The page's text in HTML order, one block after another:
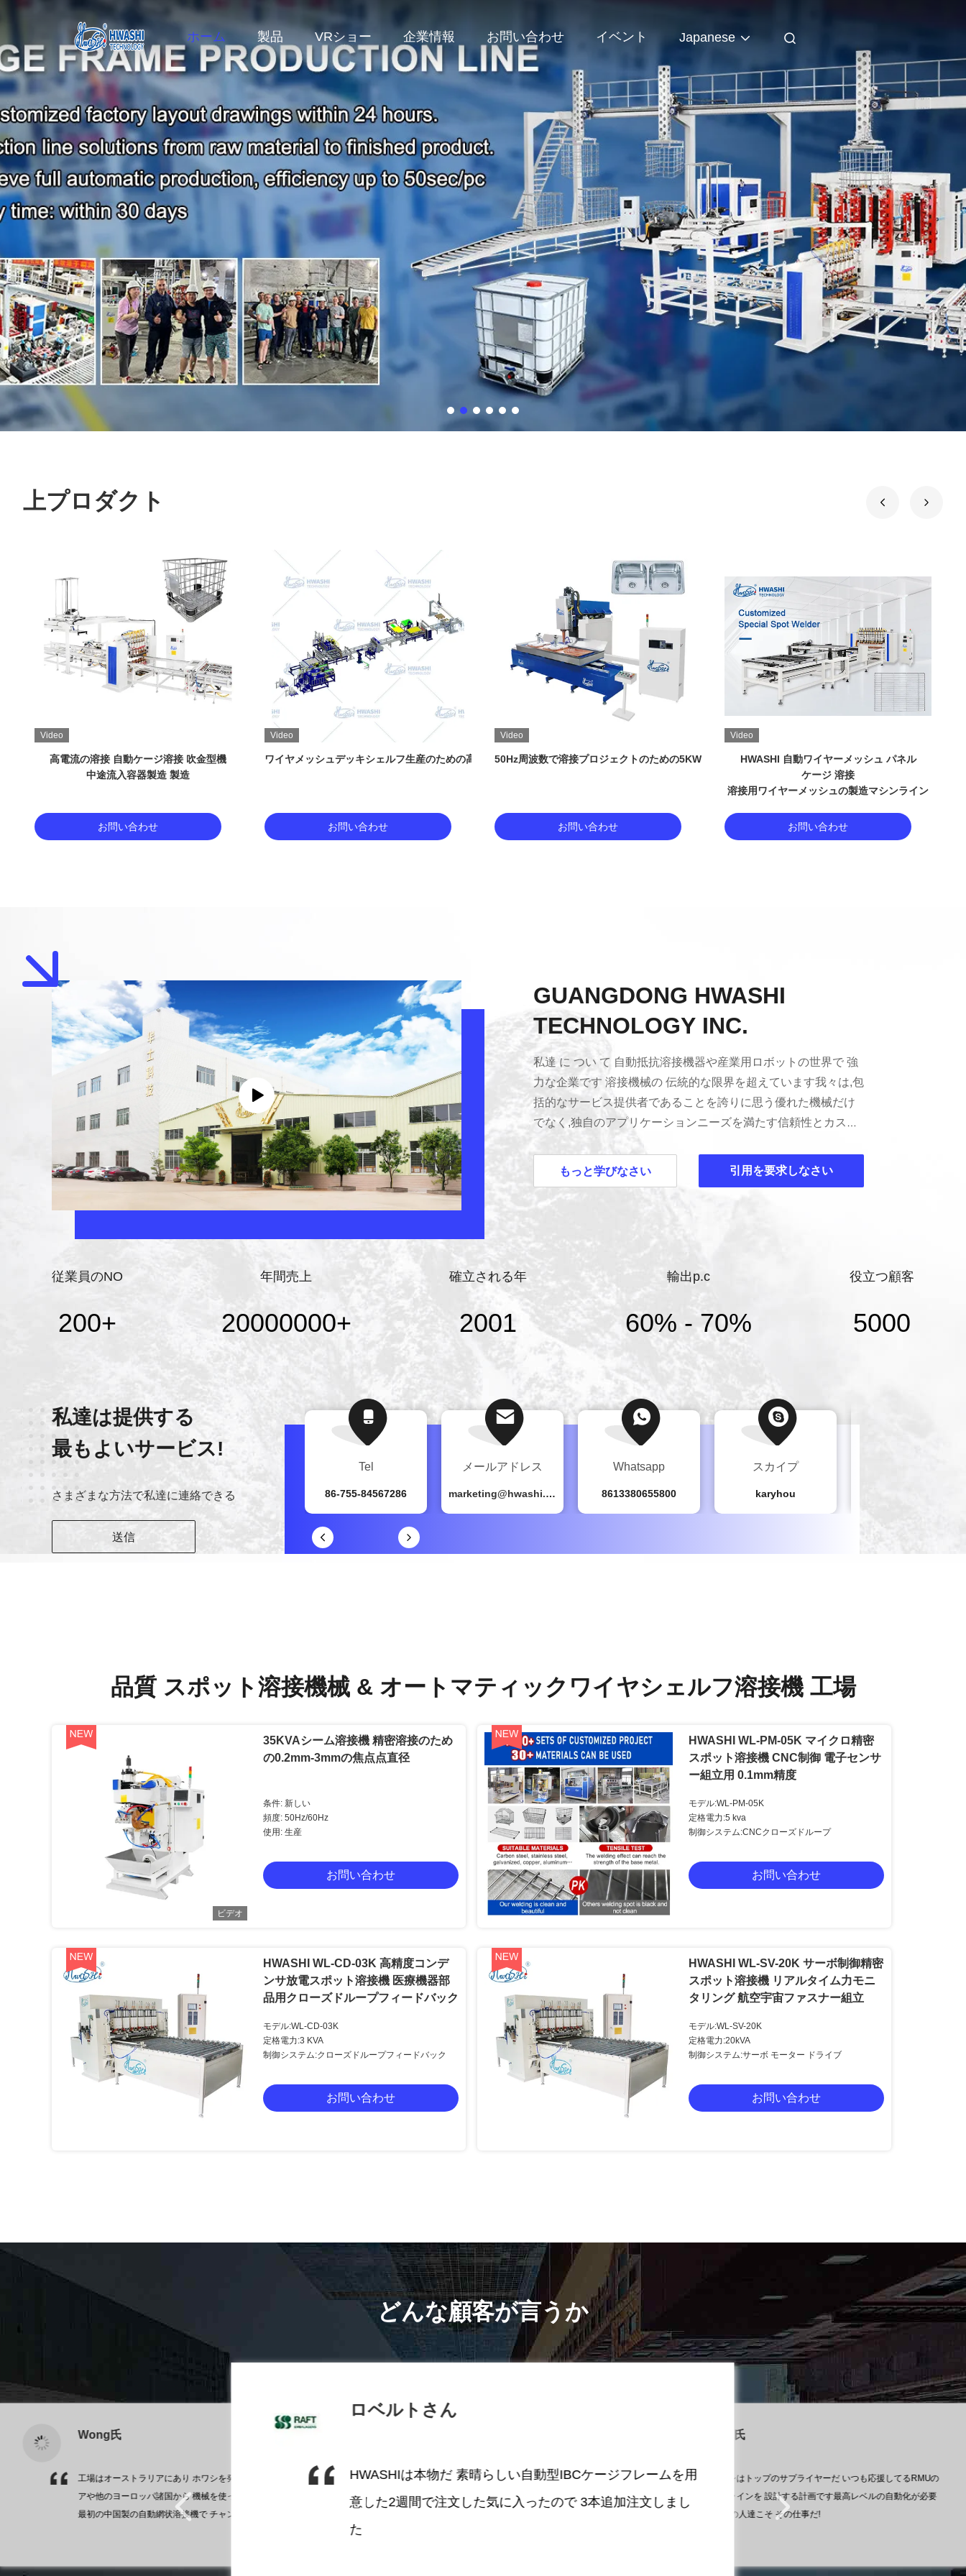
ホーム 製品 VRショー 企業情報 お問い合わせ イベント Japanese
上プロダクト
Video
高電流の溶接 自動ケージ溶接 吹金型機
中途流入容器製造 製造
お問い合わせ
Video
ワイヤメッシュデッキシェルフ生産のための高速自動ワイヤシェルフ溶接機
お問い合わせ
Video
50Hz周波数で溶接プロジェクトのための5KWステンレス鋼キッチンシンク溶接機
お問い合わせ
Video
HWASHI 自動ワイヤーメッシュ パネル
ケージ 溶接
溶接用ワイヤーメッシュの製造マシンライン
お問い合わせ
GUANGDONG HWASHI
TECHNOLOGY INC.
私達 に つい て 自動抵抗溶接機器や産業用ロボットの世界で 強
力な企業です 溶接機械の 伝統的な限界を超えています我々は,包
括的なサービス提供者であることを誇りに思う優れた機械だけ
でなく,独自のアプリケーションニーズを満たす信頼性とカスタ
マイズされたソリューションをグローバル顧客に提供すること
にコミットした専念の専門家のチームも提供しています. 業界で
独特です 彼らは革新的なソリューションの推進力です業界で2
金属ハードウェア,電子機器自動車の部品です 長い実績がありま
す 継続的なイノベーションと 集中的な研究開発への取り組みに
より 70以上の発明特許を獲得しましたスポット・ウェルディン
グ機械年間2500万米ドルを超える売上を記録し,信頼性の高い製
品性能は,国際的に有名な企業から称賛を得ています. 私たちは信
頼と卓越した遺産を誇りに思っています そして皆さんへの 貢献
を提供することで,私たちの献身を示せる機...
もっと学びなさい 引用を要求しなさい
従業員のNO
200+
年間売上
20000000+
確立される年
2001
輸出p.c
60% - 70%
役立つ顧客
5000
私達は提供する
最もよいサービス!
さまざまな方法で私達に連絡できる
送信
Wechat
+8613380655800
Tel
86-755-84567286
メールアドレス
marketing@hwashi.com
Whatsapp
8613380655800
スカイプ
karyhou
品質 スポット溶接機械 & オートマティックワイヤシェルフ溶接機 工場
ビデオ
35KVAシーム溶接機 精密溶接のため
の0.2mm-3mmの焦点点直径
条件: 新しい
頻度: 50Hz/60Hz
使用: 生産
お問い合わせ
HWASHI WL-PM-05K マイクロ精密
スポット溶接機 CNC制御 電子センサ
ー組立用 0.1mm精度
モデル:WL-PM-05K
定格電力:5 kva
制御システム:CNCクローズドループ
お問い合わせ
HWASHI WL-CD-03K 高精度コンデ
ンサ放電スポット溶接機 医療機器部
品用クローズドループフィードバック
モデル:WL-CD-03K
定格電力:3 KVA
制御システム:クローズドループフィードバック
お問い合わせ
HWASHI WL-SV-20K サーボ制御精密
スポット溶接機 リアルタイム力モニ
タリング 航空宇宙ファスナー組立
モデル:WL-SV-20K
定格電力:20kVA
制御システム:サーボ モーター ドライブ
お問い合わせ
どんな顧客が言うか
Wong氏
工場はオーストラリアにあり ホワシを発見する前は イタリ
アや他のヨーロッパ諸国から 機械を使っていました華夏の
最初の中国製の自動網状溶接機で チャンスを取りましたこ
ロベルトさん
HWASHIは本物だ 素晴らしい自動型IBCケージフレームを用
意した2週間で注文した気に入ったので 3本追加注文しまし
た
Lalit氏
ホワシはトップのサプライヤーだ いつも応援してるRMUの
生産ラインを 設計する計画です最高レベルの自動化が必要
だ この人達こそ その仕事だ!
HWASHIは本物だ 素晴らしい自動型IBCケ
意した2週間で注文した気に入ったので
ホワシはトップのサプライヤーだ いつも応援してるRMUの
生産ラインを 設計する計画です最高レベルの自動化が必要
だ この人達こそ その仕事だ!
2023年にフワシから IBC枠生産ラインを買ったトルコの会
社です.しかし,最終的には,彼らのトップレベルのプロチーム
と 卓越した技術サービスのために,Hwashiに決心しました.
彼らと仕事をすることで 心安らぎになります 安全な手の中
にいることを知っています